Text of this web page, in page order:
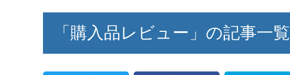
「購入品レビュー」の記事一覧